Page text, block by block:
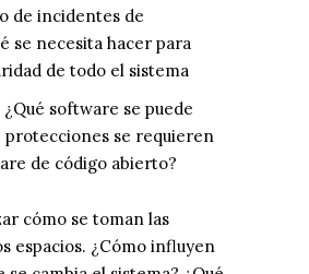
de incidentes de
se necesita hacer para
de todo el sistema
¿Qué software se puede
protecciones se requieren
de código abierto?
cómo se toman las
espacios. ¿Cómo influyen